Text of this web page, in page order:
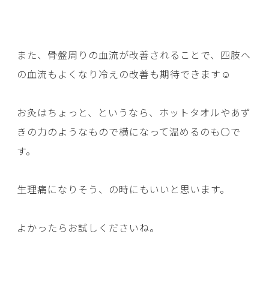
また、骨盤周りの血流が改善されることで、四肢へ
の血流もよくなり冷えの改善も期待できます☺
お灸はちょっと、というなら、ホットタオルやあず
きの力のようなもので横になって温めるのも〇で
す。
生理痛になりそう、の時にもいいと思います。
よかったらお試しくださいね。